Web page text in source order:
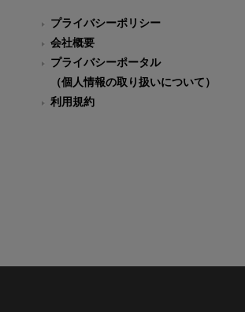
プライバシーポリシー
会社概要
プライバシーポータル
（個人情報の取り扱いについて）
利用規約